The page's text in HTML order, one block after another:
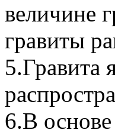
величине
гравиты
5.Гравита
6.В